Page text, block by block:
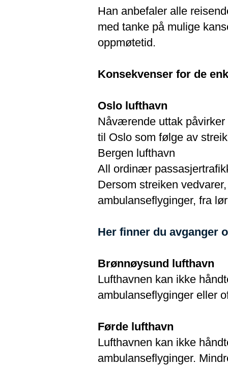
Han anbefaler alle
med tanke på mulige
oppmøtetid.
Konsekvenser for de
Oslo lufthavn
Nåværende uttak påvirker
til Oslo som følge av
Bergen lufthavn
All ordinær
Dersom streiken
ambulanseflyginger, fra
Her finner du avganger
Brønnøysund lufthavn
Lufthavnen kan ikke
ambulanseflyginger eller
Førde lufthavn
Lufthavnen kan ikke
ambulanseflyginger.